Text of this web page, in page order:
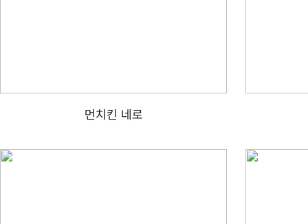
먼치킨 네로